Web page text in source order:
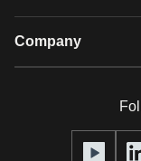
Glossary
Case studies
Company
Our team